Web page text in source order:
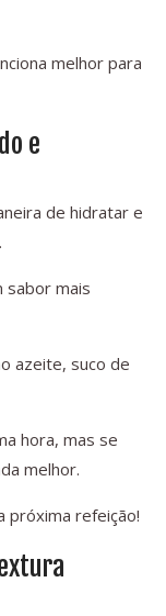
melhor para
e
de hidratar e
sabor mais
azeite, suco de
hora, mas se
melhor.
próxima refeição!